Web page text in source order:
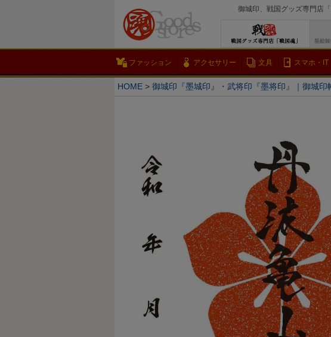
御城印、戦国グッズ専門店
ファッション アクセサリー 文具 スマホ・IT
HOME 御城印『墨城印』・武将印『墨将印』｜御城印